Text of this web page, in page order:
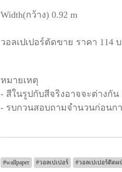
Width(กว้าง) 0.92 m
วอลเปเปอร์ตัดขาย ราคา 114
หมายเหตุ
- สีในรูปกับสีจริงอาจจะต่างกัน
- รบกวนสอบถามจำนวนก่อนก
#wallpaper #วอลเปเปอร์ #วอลเปเปอร์ติดผ